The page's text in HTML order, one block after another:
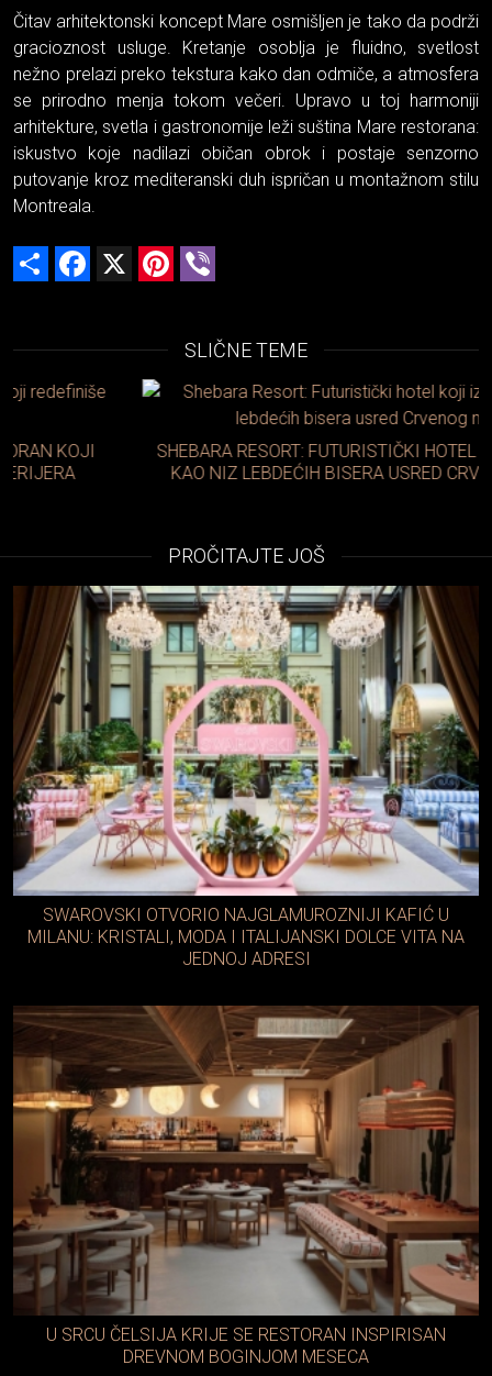
Čitav arhitektonski koncept Mare osmišljen je tako da podrži
gracioznost usluge. Kretanje osoblja je fluidno, svetlost
nežno prelazi preko tekstura kako dan odmiče, a atmosfera
se prirodno menja tokom večeri. Upravo u toj harmoniji
arhitekture, svetla i gastronomije leži suština Mare restorana:
iskustvo koje nadilazi običan obrok i postaje senzorno
putovanje kroz mediteranski duh ispričan u montažnom stilu
Montreala.
Share Facebook Pinterest
SLIČNE TEME
SHEBARA RESORT: FUTURISTIČKI HOTEL KOJI IZGLEDA
KAO NIZ LEBDEĆIH BISERA USRED CRVENOG MORA
PROČITAJTE JOŠ
SWAROVSKI OTVORIO NAJGLAMUROZNIJI KAFIĆ U
MILANU: KRISTALI, MODA I ITALIJANSKI DOLCE VITA NA
JEDNOJ ADRESI
U SRCU ČELSIJA KRIJE SE RESTORAN INSPIRISAN
DREVNOM BOGINJOM MESECA